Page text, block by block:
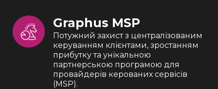
Graphus MSP
Потужний захист з централізованим
керуванням клієнтами, зростанням
прибутку та унікальною
партнерською програмою для
провайдерів керованих сервісів
(MSP).